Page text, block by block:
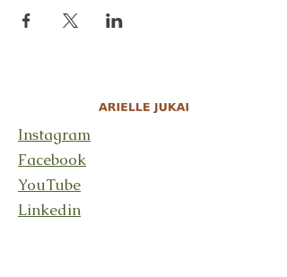
Instagram
Facebook
YouTube
Linkedin